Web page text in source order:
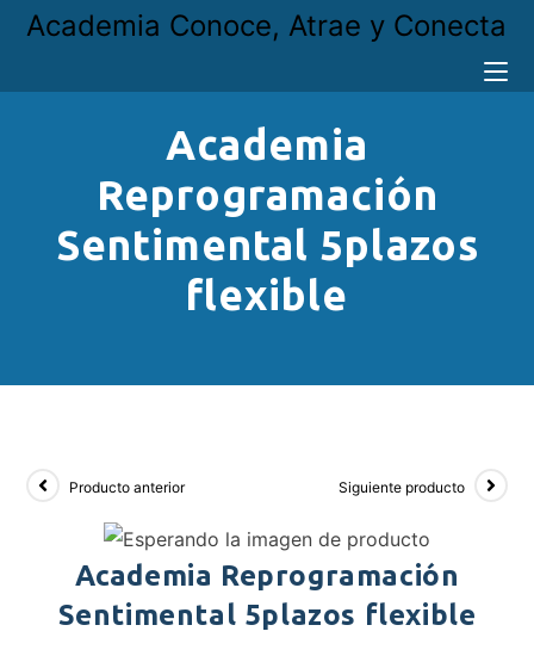
Academia Conoce, Atrae y Conecta
Academia
Reprogramación
Sentimental 5plazos
flexible
Producto anterior Siguiente producto
Academia Reprogramación
Sentimental 5plazos flexible